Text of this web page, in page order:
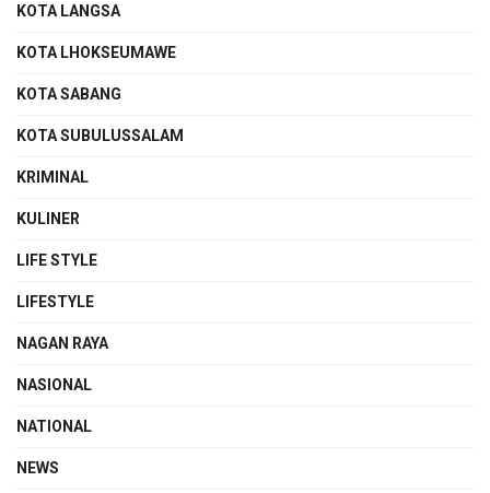
KOTA LANGSA
KOTA LHOKSEUMAWE
KOTA SABANG
KOTA SUBULUSSALAM
KRIMINAL
KULINER
LIFE STYLE
LIFESTYLE
NAGAN RAYA
NASIONAL
NATIONAL
NEWS